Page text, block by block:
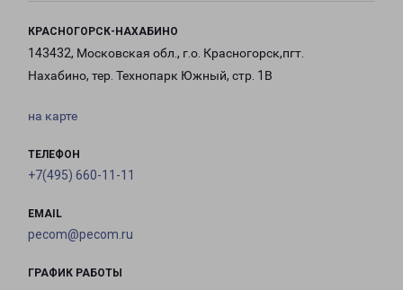
КРАСНОГОРСК-НАХАБИНО
143432, Московская обл., г.о. Красногорск,пгт.
Нахабино, тер. Технопарк Южный, стр. 1В
на карте
ТЕЛЕФОН
+7(495) 660-11-11
EMAIL
pecom@pecom.ru
ГРАФИК РАБОТЫ